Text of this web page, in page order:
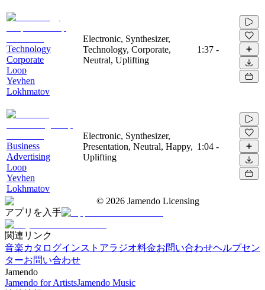
Technology
Corporate
Loop
Yevhen
Lokhmatov
Electronic, Synthesizer,
Technology, Corporate,
Neutral, Uplifting
1:37 -
Business
Advertising
Loop
Yevhen
Lokhmatov
Electronic, Synthesizer,
Presentation, Neutral, Happy,
Uplifting
1:04 -
© 2026 Jamendo Licensing
アプリを入手
関連リンク
音楽カタログインストアラジオ料金お問い合わせヘルプセン
ターお問い合わせ
Jamendo
Jamendo for ArtistsJamendo Music